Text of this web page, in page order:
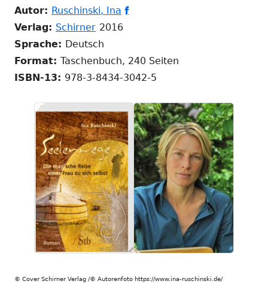
neuem
Fenster
Autor: Ruschinski, Ina In
öffnen

öffnen
Verlag: Schirner In
neuem
Fenster
öffnen
2016
Sprache: Deutsch
Format: Taschenbuch, 240 Seiten
ISBN-13: 978-3-8434-3042-5
© Cover Schirner Verlag /© Autorenfoto https://www.ina-ruschinski.de/